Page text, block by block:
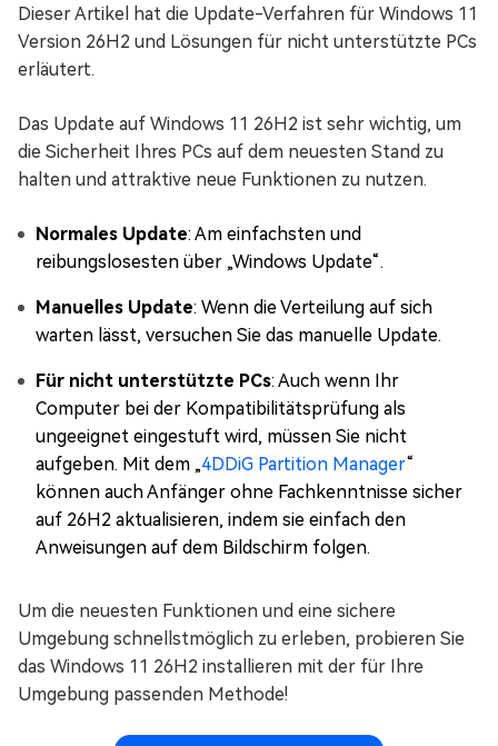
Dieser Artikel hat die Update-Verfahren für Windows 11
Version 26H2 und Lösungen für nicht unterstützte PCs
erläutert.
Das Update auf Windows 11 26H2 ist sehr wichtig, um
die Sicherheit Ihres PCs auf dem neuesten Stand zu
halten und attraktive neue Funktionen zu nutzen.
Normales Update: Am einfachsten und
reibungslosesten über „Windows Update“.
Manuelles Update: Wenn die Verteilung auf sich
warten lässt, versuchen Sie das manuelle Update.
Für nicht unterstützte PCs: Auch wenn Ihr
Computer bei der Kompatibilitätsprüfung als
ungeeignet eingestuft wird, müssen Sie nicht
aufgeben. Mit dem „4DDiG Partition Manager“
können auch Anfänger ohne Fachkenntnisse sicher
auf 26H2 aktualisieren, indem sie einfach den
Anweisungen auf dem Bildschirm folgen.
Um die neuesten Funktionen und eine sichere
Umgebung schnellstmöglich zu erleben, probieren Sie
das Windows 11 26H2 installieren mit der für Ihre
Umgebung passenden Methode!